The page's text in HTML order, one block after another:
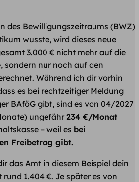
des Bewilligungszeitraums (BWZ)
wusste, wird dieses neue
3.000 € nicht mehr auf die
sondern nur noch auf den
Während ich dir vorhin
es bei rechtzeitiger Meldung
BAföG gibt, sind es von 04/2027
ungefähr 234 €/Monat
– weil es bei
Freibetrag gibt.
das Amt in diesem Beispiel dein
1.404 €. Je später es von